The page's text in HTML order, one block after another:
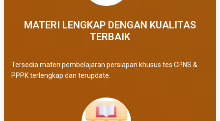
MATERI LENGKAP DENGAN KUALITAS
TERBAIK​
Tersedia materi pembelajaran persiapan khusus tes CPNS &
PPPK terlengkap dan terupdate.